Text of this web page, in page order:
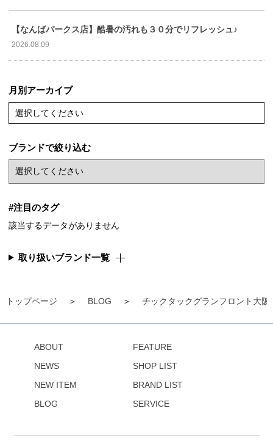
トップページ BLOG チックタックグランフロント大阪
【なんばパークス店】酷暑の汚れも３０分でリフレッシュ♪
2026.08.09
月別アーカイブ
選択してください
ブランドで絞り込む
#注目のタグ
該当するデータがありません
取り扱いブランド一覧
ABOUT
NEWS
NEW ITEM
BLOG
FEATURE
SHOP LIST
BRAND LIST
SERVICE